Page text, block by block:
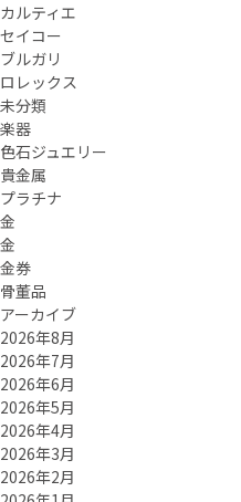
カルティエ
セイコー
ブルガリ
ロレックス
未分類
楽器
色石ジュエリー
貴金属
プラチナ
金
金
金券
骨董品
アーカイブ
2026年8月
2026年7月
2026年6月
2026年5月
2026年4月
2026年3月
2026年2月